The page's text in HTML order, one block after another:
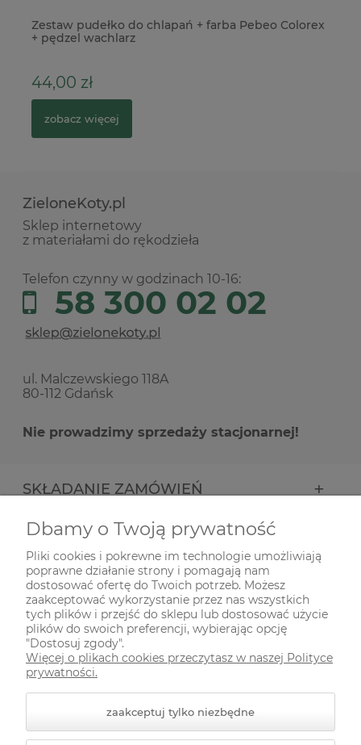
Zestaw pudełko do chlapań + farba Pebeo Colorex
+ pędzel wachlarz
44,00 zł
zobacz więcej
ZieloneKoty.pl
Sklep internetowy
z materiałami do rękodzieła
Telefon czynny w godzinach 10-16:
58 300 02 02
ul. Malczewskiego 118A
80-112 Gdańsk
Nie prowadzimy sprzedaży stacjonarnej!
SKŁADANIE ZAMÓWIEŃ
INFORMACJE
ODWIEDŹ NAS NA
Dbamy o Twoją prywatność
Pliki cookies i pokrewne im technologie umożliwiają
poprawne działanie strony i pomagają nam
dostosować ofertę do Twoich potrzeb. Możesz
zaakceptować wykorzystanie przez nas wszystkich
tych plików i przejść do sklepu lub dostosować użycie
plików do swoich preferencji, wybierając opcję
"Dostosuj zgody".
Więcej o plikach cookies przeczytasz w naszej Polityce
prywatności.
zaakceptuj tylko niezbędne